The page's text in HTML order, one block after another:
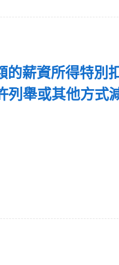
的薪資所得特別
列舉或其他方式